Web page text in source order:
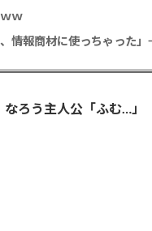
ｗ
ろう主人公「ふむ…」